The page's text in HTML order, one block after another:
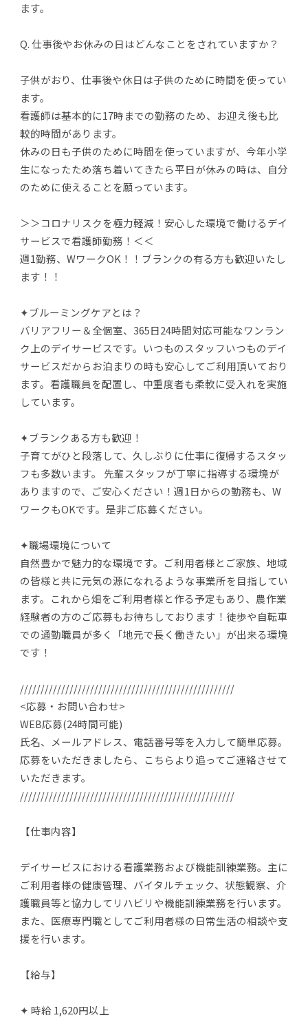
ます。
Q. 仕事後やお休みの日はどんなことをされていますか？
子供がおり、仕事後や休日は子供のために時間を使ってい
ます。
看護師は基本的に17時までの勤務のため、お迎え後も比
較的時間があります。
休みの日も子供のために時間を使っていますが、今年小学
生になったため落ち着いてきたら平日が休みの時は、自分
のために使えることを願っています。
＞＞コロナリスクを極力軽減！安心した環境で働けるデイ
サービスで看護師勤務！＜＜
週1勤務、WワークOK！！ブランクの有る方も歓迎いたし
ます！！
✦ブルーミングケアとは？
バリアフリー＆全個室、365日24時間対応可能なワンラン
ク上のデイサービスです。いつものスタッフいつものデイ
サービスだからお泊まりの時も安心してご利用頂いており
ます。看護職員を配置し、中重度者も柔軟に受入れを実施
しています。
✦ブランクある方も歓迎！
子育てがひと段落して、久しぶりに仕事に復帰するスタッ
フも多数います。 先輩スタッフが丁寧に指導する環境が
ありますので、ご安心ください！週1日からの勤務も、W
ワークもOKです。是非ご応募ください。
✦職場環境について
自然豊かで魅力的な環境です。ご利用者様とご家族、地域
の皆様と共に元気の源になれるような事業所を目指してい
ます。これから畑をご利用者様と作る予定もあり、農作業
経験者の方のご応募もお待ちしております！徒歩や自転車
での通勤職員が多く「地元で長く働きたい」が出来る環境
です！
////////////////////////////////////////////////////
<応募・お問い合わせ>
WEB応募(24時間可能)
氏名、メールアドレス、電話番号等を入力して簡単応募。
応募をいただきましたら、こちらより追ってご連絡させて
いただきます。
////////////////////////////////////////////////////
【仕事内容】
デイサービスにおける看護業務および機能訓練業務。主に
ご利用者様の健康管理、バイタルチェック、状態観察、介
護職員等と協力してリハビリや機能訓練業務を行います。
また、医療専門職としてご利用者様の日常生活の相談や支
援を行います。
【給与】
✦ 時給 1,620円以上